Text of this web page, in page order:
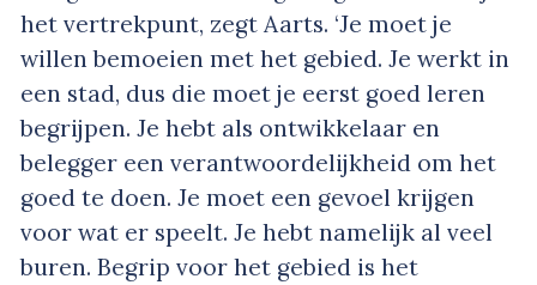
het vertrekpunt, zegt Aarts. ‘Je moet je
willen bemoeien met het gebied. Je werkt in
een stad, dus die moet je eerst goed leren
begrijpen. Je hebt als ontwikkelaar en
belegger een verantwoordelijkheid om het
goed te doen. Je moet een gevoel krijgen
voor wat er speelt. Je hebt namelijk al veel
buren. Begrip voor het gebied is het